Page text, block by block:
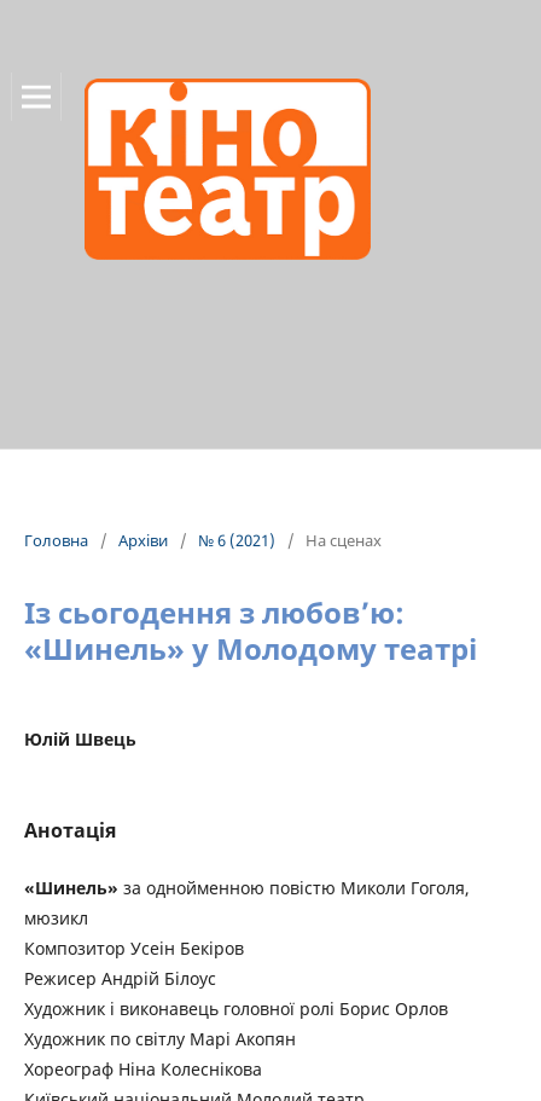
Головна / Архіви / № 6 (2021) / На сценах
Із сьогодення з любов’ю:
«Шинель» у Молодому театрі
Юлій Швець
Анотація
«Шинель» за однойменною повістю Миколи Гоголя,
мюзикл
Композитор Усеін Бекіров
Режисер Андрій Білоус
Художник і виконавець головної ролі Борис Орлов
Художник по світлу Марі Акопян
Хореограф Ніна Колеснікова